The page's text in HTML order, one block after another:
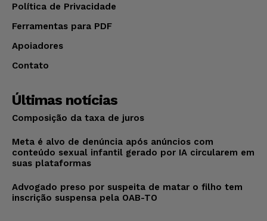
Política de Privacidade
Ferramentas para PDF
Apoiadores
Contato
Últimas notícias
Composição da taxa de juros
Meta é alvo de denúncia após anúncios com
conteúdo sexual infantil gerado por IA circularem em
suas plataformas
Advogado preso por suspeita de matar o filho tem
inscrição suspensa pela OAB-TO